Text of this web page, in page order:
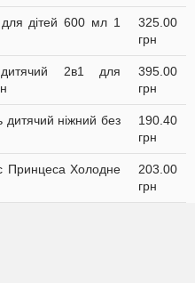
дітей 600 мл 1
325.00
грн
2в1 для
395.00
грн
ніжний без
190.40
грн
Принцеса Холодне
203.00
грн